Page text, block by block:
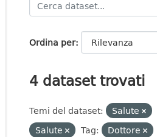
Ordina per
4 dataset trovati
Temi del dataset: Salute
Salute
Tag:
Dottore